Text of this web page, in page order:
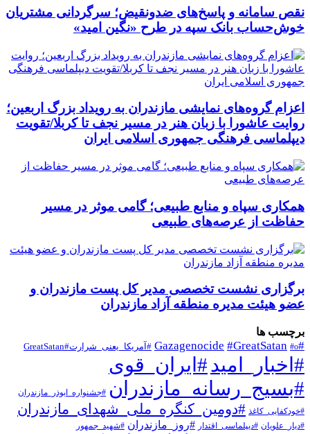
نقص سامانه و پاسخ‌های ضدونقیض؛ سرگردانی مشتریان
خوش‌حساب بانک سپه در طرح «نگین امید»
اعزام گروه‌های نمایشی مازندران به رویداد بزرگ اربعین؛
روایت عاشورا با زبان هنر در مسیر نجف تا کربلا/تقویت
دیپلماسی فرهنگی جمهوری اسلامی ایران
همکاری سپاه و منابع طبیعی؛ گامی موثر در مسیر
حفاظت از عرصه‌های طبیعی
برگزاری نشست تخصصی مدیر کل پست مازندران و
عضو هیئت مدیره منطقه آزاد مازندران
برچسب ها
#Gazagenocide
#GreatSatan #o #آمریکا_یعنی_شرارت#GreatSatan
#اخبار_امید#ایران_قوی
#بسیج_رسانه_مازندران #جشنواره_ابوذر_مازندران
#خودکفایی_کاغذ #دومین_کنگره_ملی_شهدای_مازندران
#دیار_علویان #دیپلماسی_اقتدار #روز_مازندران #شهید_جمهور